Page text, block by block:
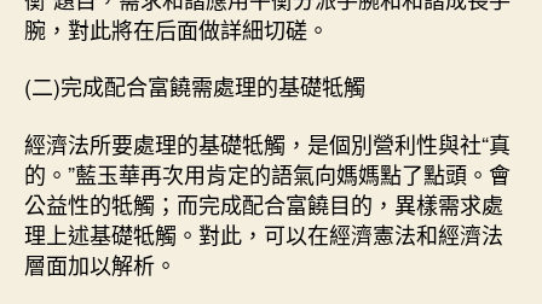
腕，對此將在后面做詳細切磋。
(二)完成配合富饒需處理的基礎牴觸
經濟法所要處理的基礎牴觸，是個別營利性與社“真
的。”藍玉華再次用肯定的語氣向媽媽點了點頭。會
公益性的牴觸；而完成配合富饒目的，異樣需求處
理上述基礎牴觸。對此，可以在經濟憲法和經濟法
層面加以解析。